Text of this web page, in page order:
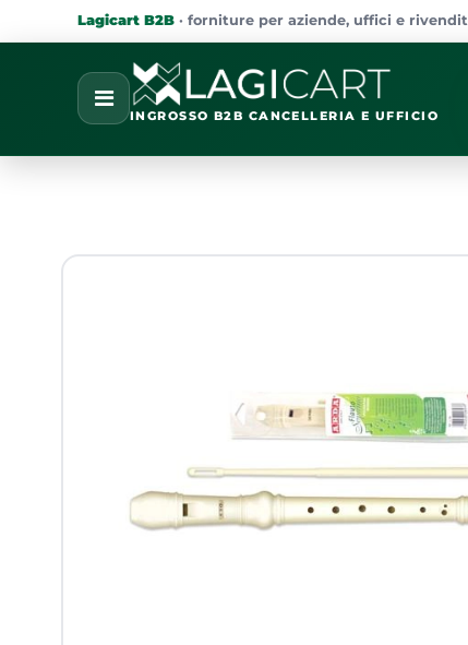
Lagicart B2B · forniture per aziende, uffici e
OpenINGROSSO B2B CANCELLERIA E UFFICIO